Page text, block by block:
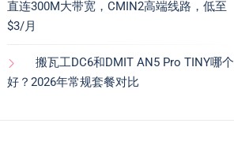
直连300M大带宽，CMIN2高端线路，低至
$3/月
搬瓦工DC6和DMIT AN5 Pro TINY哪个
好？2026年常规套餐对比